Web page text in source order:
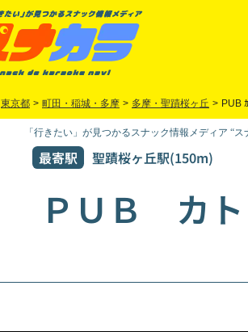
東京都 > 町田・稲城・多摩 > 多摩・聖蹟桜ヶ丘 > PUB
「行きたい」が見つかるスナック情報メディア “ス
最寄駅 聖蹟桜ヶ丘駅(150m)
ＰＵＢ カ